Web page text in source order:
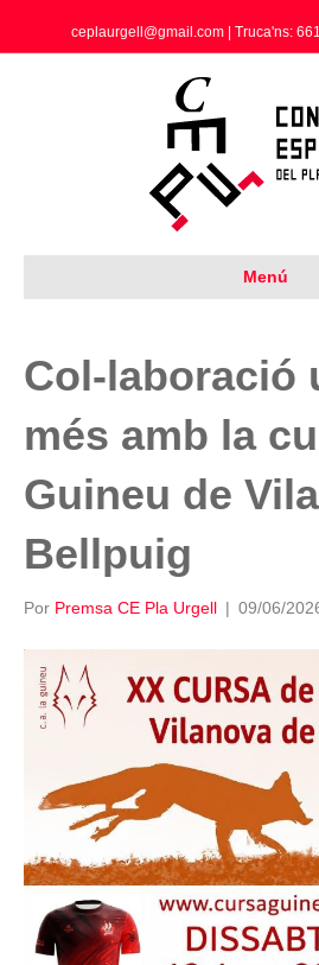
ceplaurgell@gmail.com | Truca'ns:
Menú
Col-laboració
més amb la
Guineu de
Bellpuig
Por Premsa CE Pla Urgell | 09/06/